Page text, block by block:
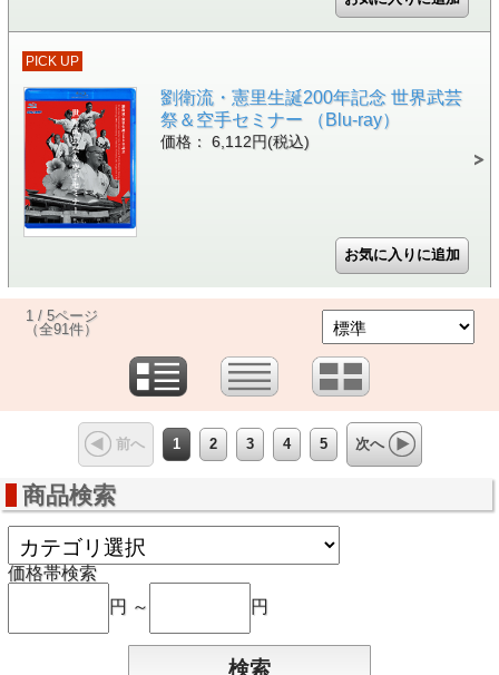
PICK UP
劉衛流・憲里生誕200年記念 世界武芸
祭＆空手セミナー （Blu-ray）
価格： 6,112円(税込)
1 / 5ページ
（全91件）
前へ 1 2 3 4 5 次へ
商品検索
価格帯検索
円 ～
円